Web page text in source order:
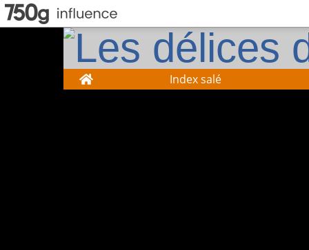
Home Index salé